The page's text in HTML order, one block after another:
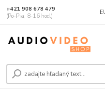
+421 908 678 479
(Po-Pia, 8-16 hod.)